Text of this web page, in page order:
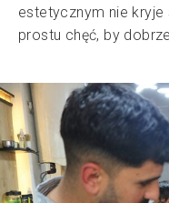
estetycznym nie
prostu chęć, by